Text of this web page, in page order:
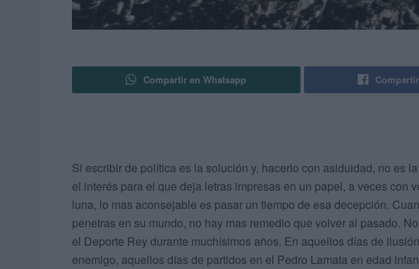
Compartir en Whatsapp
Si escribir de política es la solución y, hacerlo con asiduidad, no es
el interés para el que deja letras impresas en un papel, a veces con
luna, lo mas aconsejable es pasar un tiempo de esa decepción.
penetras en su mundo, no hay mas remedio que volver al pasado.
el Deporte Rey durante muchísimos años. En aquellos días de
enemigo, aquellos días de partidos en el Pedro Lamata en edad